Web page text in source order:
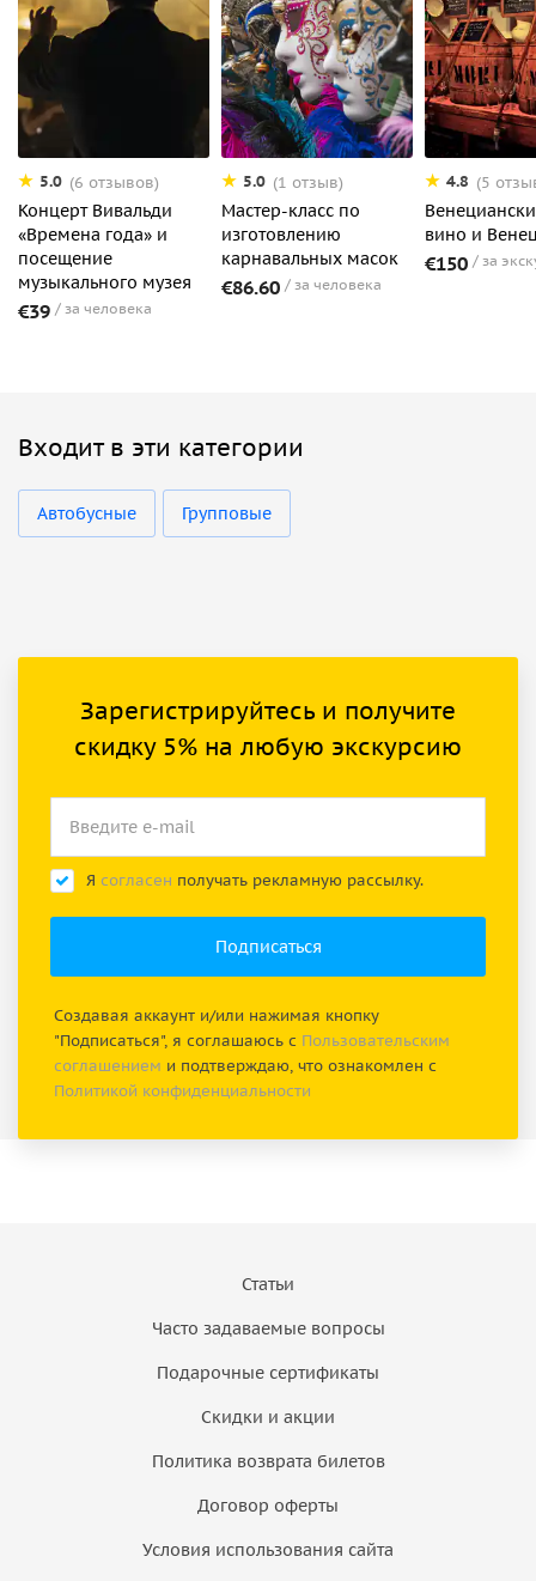
5.0 (6 отзывов)
Концерт Вивальди
«Времена года» и
посещение
музыкального музея
€39 за человека
5.0 (1 отзыв)
Мастер-класс по
изготовлению
карнавальных масок
€86.60 за человека
4.8 (5
вино и
€150 за
Входит в эти категории
Автобусные Групповые
Зарегистрируйтесь и получите
скидку 5% на любую экскурсию
Я согласен получать рекламную рассылку.
Создавая аккаунт и/или нажимая кнопку
"Подписаться", я соглашаюсь с Пользовательским
соглашением и подтверждаю, что ознакомлен с
Политикой конфиденциальности
Статьи
Часто задаваемые вопросы
Подарочные сертификаты
Скидки и акции
Политика возврата билетов
Договор оферты
Условия использования сайта